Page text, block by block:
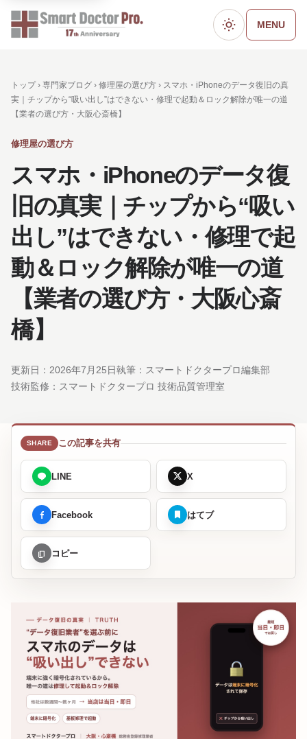
ダークモード
MENU
トップ › 専門家ブログ › 修理屋の選び方 › スマホ・iPhoneのデータ復旧の真
実｜チップから“吸い出し”はできない・修理で起動＆ロック解除が唯一の道
【業者の選び方・大阪心斎橋】
修理屋の選び方
スマホ・iPhoneのデータ復
旧の真実｜チップから“吸い
出し”はできない・修理で起
動＆ロック解除が唯一の道
【業者の選び方・大阪心斎
橋】
更新日： 2026年7月25日執筆：スマートドクタープロ編集部
技術監修： スマートドクタープロ 技術品質管理室
この記事を共有
LINE X
Facebook はてブ
コピー